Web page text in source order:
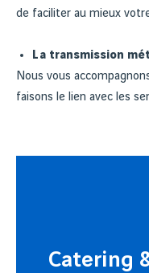
de faciliter au mieux
La transmission
Nous vous
faisons le lien avec les
Catering